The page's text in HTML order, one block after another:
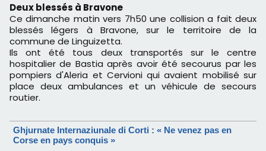
Deux blessés à Bravone
Ce dimanche matin vers 7h50 une collision a fait deux
blessés légers à Bravone, sur le territoire de la
commune de Linguizetta.
Ils ont été tous deux transportés sur le centre
hospitalier de Bastia après avoir été secourus par les
pompiers d'Aleria et Cervioni qui avaient mobilisé sur
place deux ambulances et un véhicule de secours
routier.
Ghjurnate Internaziunale di Corti : « Ne venez pas en
Corse en pays conquis »